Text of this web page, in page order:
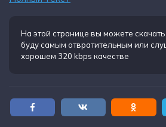
На этой странице вы можете
буду самым отвратительным или
хорошем 320 kbps качестве